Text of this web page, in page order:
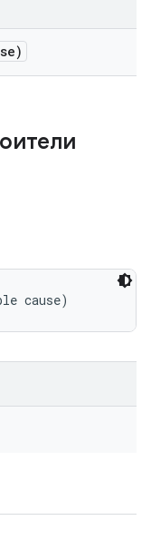
cause)